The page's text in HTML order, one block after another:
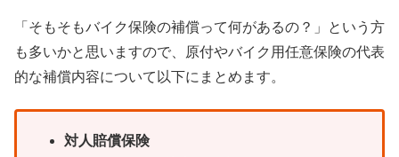
「そもそもバイク保険の補償って何があるの？」という方
も多いかと思いますので、原付やバイク用任意保険の代表
的な補償内容について以下にまとめます。
対人賠償保険